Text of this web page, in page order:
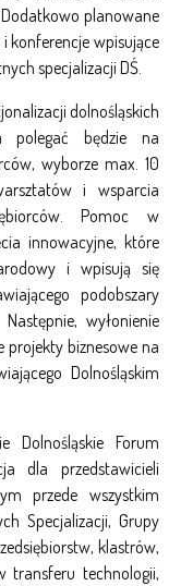
planowane
konferencje wpisujące
specjalizacji DŚ.
dolnośląskich
polegać będzie na
wyborze max. 10
i wsparcia
Pomoc w
innowacyjne, które
i wpisują się
podobszary
wyłonienie
projekty biznesowe na
Dolnośląskim
Dolnośląskie Forum
dla przedstawicieli
przede wszystkim
Specjalizacji, Grupy
klastrów,
transferu technologii,